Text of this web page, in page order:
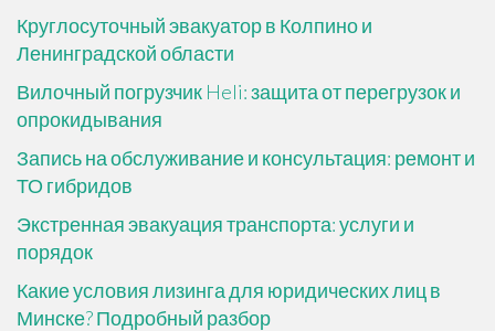
Круглосуточный эвакуатор в Колпино и
Ленинградской области
Вилочный погрузчик Heli: защита от перегрузок и
опрокидывания
Запись на обслуживание и консультация: ремонт и
ТО гибридов
Экстренная эвакуация транспорта: услуги и
порядок
Какие условия лизинга для юридических лиц в
Минске? Подробный разбор